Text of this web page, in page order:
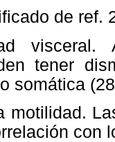
de ref.
tener
somática
motilidad.
con